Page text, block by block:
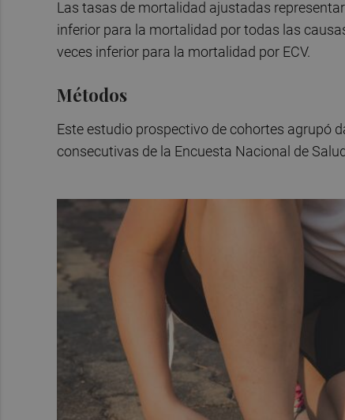
Las tasas de mortalidad ajustadas
inferior para la mortalidad por todas las
veces inferior para la mortalidad por ECV.
Métodos
Este estudio prospectivo de cohortes agrupó
consecutivas de la Encuesta Nacional de